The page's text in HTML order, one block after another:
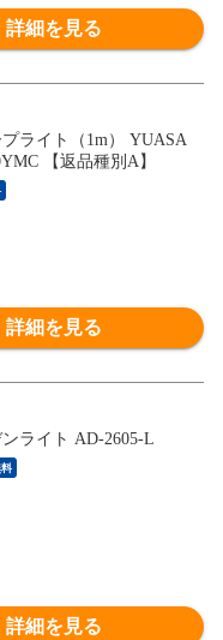
詳細を見る
ライト（1m） YUASA
【返品種別A】
詳細を見る
ライト AD-2605-L
詳細を見る